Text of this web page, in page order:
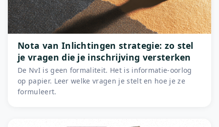
Nota van Inlichtingen strategie: zo stel
je vragen die je inschrijving versterken
De NvI is geen formaliteit. Het is informatie-oorlog
op papier. Leer welke vragen je stelt en hoe je ze
formuleert.